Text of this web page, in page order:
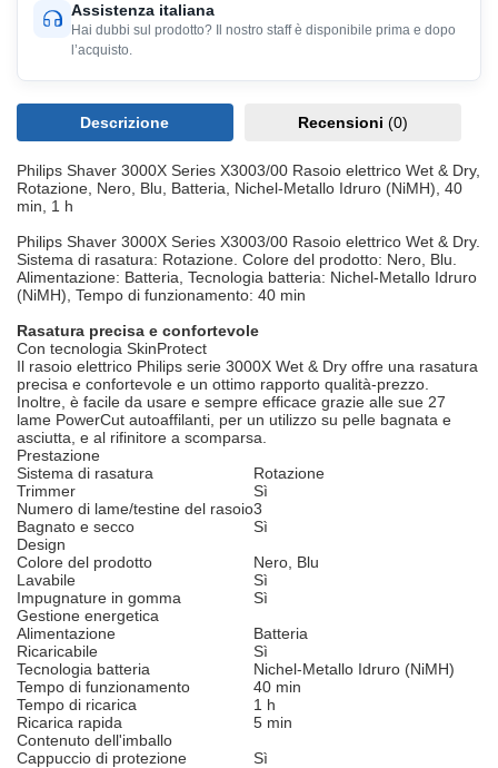
Assistenza italiana
Hai dubbi sul prodotto? Il nostro staff è disponibile prima e dopo
l’acquisto.
Descrizione Recensioni (0)
Philips Shaver 3000X Series X3003/00 Rasoio elettrico Wet & Dry,
Rotazione, Nero, Blu, Batteria, Nichel-Metallo Idruro (NiMH), 40
min, 1 h
Philips Shaver 3000X Series X3003/00 Rasoio elettrico Wet & Dry.
Sistema di rasatura: Rotazione. Colore del prodotto: Nero, Blu.
Alimentazione: Batteria, Tecnologia batteria: Nichel-Metallo Idruro
(NiMH), Tempo di funzionamento: 40 min
Rasatura precisa e confortevole
Con tecnologia SkinProtect
Il rasoio elettrico Philips serie 3000X Wet & Dry offre una rasatura
precisa e confortevole e un ottimo rapporto qualità-prezzo.
Inoltre, è facile da usare e sempre efficace grazie alle sue 27
lame PowerCut autoaffilanti, per un utilizzo su pelle bagnata e
asciutta, e al rifinitore a scomparsa.
Prestazione
Sistema di rasatura
Rotazione
Trimmer
Sì
Numero di lame/testine del rasoio3
Bagnato e secco
Sì
Design
Colore del prodotto
Nero, Blu
Lavabile
Sì
Impugnature in gomma
Sì
Gestione energetica
Alimentazione
Batteria
Ricaricabile
Sì
Tecnologia batteria
Nichel-Metallo Idruro (NiMH)
Tempo di funzionamento
40 min
Tempo di ricarica
1 h
Ricarica rapida
5 min
Contenuto dell'imballo
Cappuccio di protezione
Sì